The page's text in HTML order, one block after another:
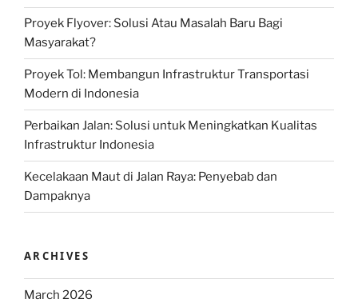
Proyek Flyover: Solusi Atau Masalah Baru Bagi
Masyarakat?
Proyek Tol: Membangun Infrastruktur Transportasi
Modern di Indonesia
Perbaikan Jalan: Solusi untuk Meningkatkan Kualitas
Infrastruktur Indonesia
Kecelakaan Maut di Jalan Raya: Penyebab dan
Dampaknya
ARCHIVES
March 2026